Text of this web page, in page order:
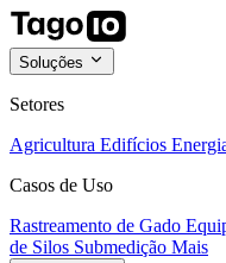
Soluções
Setores
Agricultura Edifícios
Casos de Uso
Rastreamento de Gado
de Silos Submedição Mais